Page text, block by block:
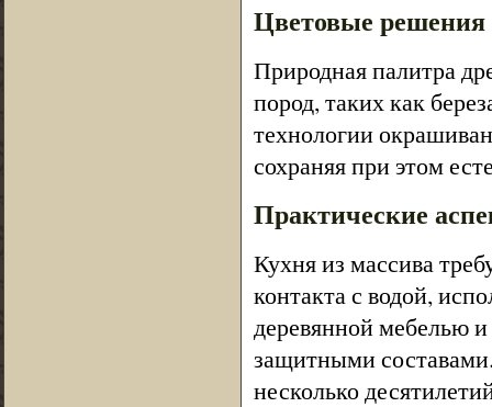
Цветовые решения
Природная палитра
пород, таких как
технологии
сохраняя при этом
Практические
Кухня из массива
контакта с водой,
деревянной мебелью
защитными
несколько